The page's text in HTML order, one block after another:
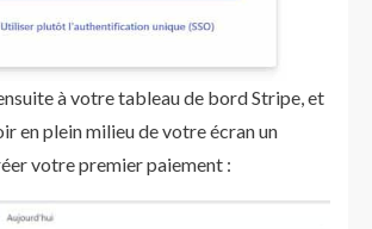
à votre tableau de bord Stripe, et
en plein milieu de votre écran un
votre premier paiement :